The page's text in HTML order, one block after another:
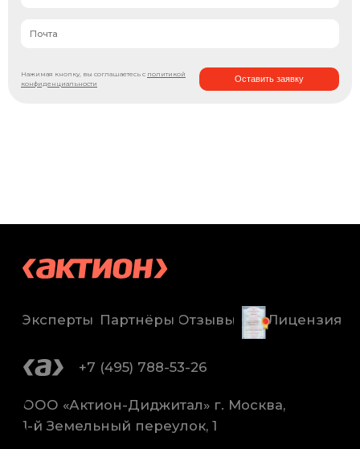
Нажимая кнопку, вы соглашаетесь с политикой
конфиденциальности
Оставить заявку